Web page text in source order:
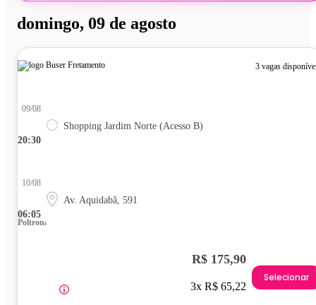
domingo, 09 de agosto
3 vagas
20:30
09/08
Shopping Jardim Norte (Acesso B)
06:05
10/08
Av. Aquidabã, 591
Poltrona
R$ 175,90
3x R$ 65,22
Selecionar